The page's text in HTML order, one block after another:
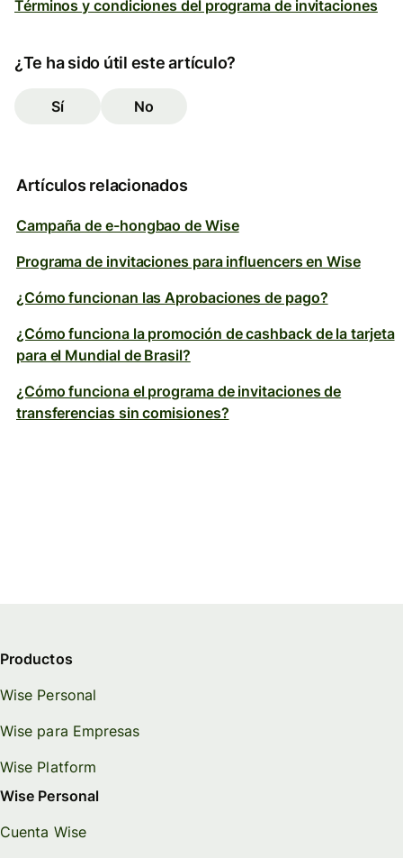
Términos y condiciones del programa de invitaciones
¿Te ha sido útil este artículo?
Sí No
Artículos relacionados
Campaña de e-hongbao de Wise
Programa de invitaciones para influencers en Wise
¿Cómo funcionan las Aprobaciones de pago?
¿Cómo funciona la promoción de cashback de la tarjeta
para el Mundial de Brasil?
¿Cómo funciona el programa de invitaciones de
transferencias sin comisiones?
Productos
Wise Personal
Wise para Empresas
Wise Platform
Wise Personal
Cuenta Wise